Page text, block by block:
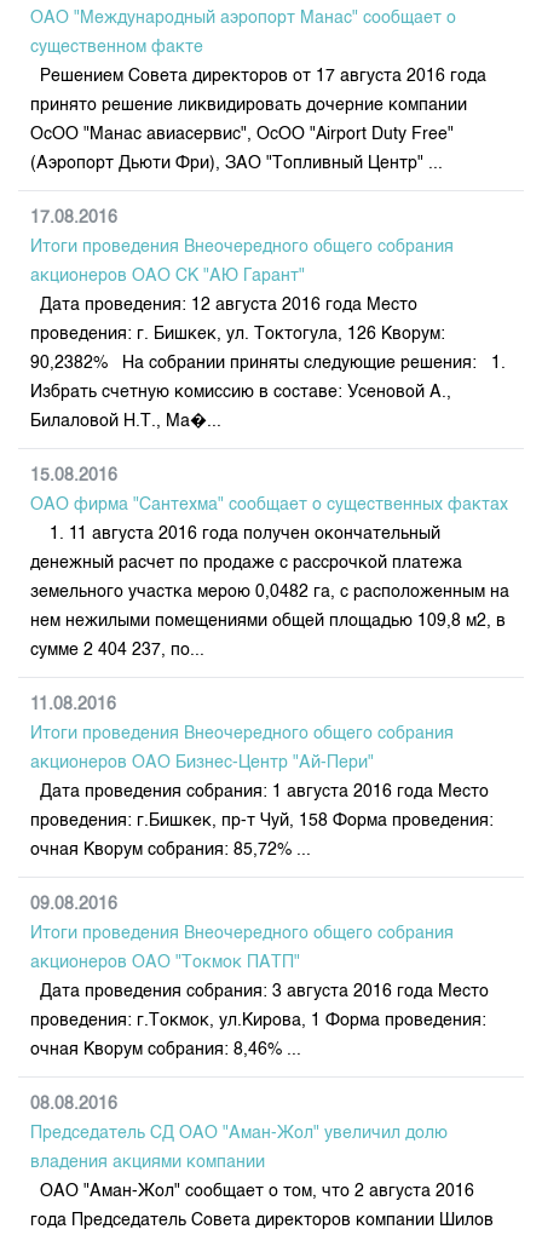
ОАО "Международный аэропорт Манас" сообщает о
существенном факте
Решением Совета директоров от 17 августа 2016 года
принято решение ликвидировать дочерние компании
ОсОО "Манас авиасервис", ОсОО "Airport Duty Free"
(Аэропорт Дьюти Фри), ЗАО "Топливный Центр" ...
17.08.2016
Итоги проведения Внеочередного общего собрания
акционеров ОАО СК "АЮ Гарант"
Дата проведения: 12 августа 2016 года Место
проведения: г. Бишкек, ул. Токтогула, 126 Кворум:
90,2382% На собрании приняты следующие решения: 1.
Избрать счетную комиссию в составе: Усеновой А.,
Билаловой Н.Т., Ма�...
15.08.2016
ОАО фирма "Сантехма" сообщает о существенных фактах
1. 11 августа 2016 года получен окончательный
денежный расчет по продаже с рассрочкой платежа
земельного участка мерою 0,0482 га, с расположенным на
нем нежилыми помещениями общей площадью 109,8 м2, в
сумме 2 404 237, по...
11.08.2016
Итоги проведения Внеочередного общего собрания
акционеров ОАО Бизнес-Центр "Ай-Пери"
Дата проведения собрания: 1 августа 2016 года Место
проведения: г.Бишкек, пр-т Чуй, 158 Форма проведения:
очная Кворум собрания: 85,72% ...
09.08.2016
Итоги проведения Внеочередного общего собрания
акционеров ОАО "Токмок ПАТП"
Дата проведения собрания: 3 августа 2016 года Место
проведения: г.Токмок, ул.Кирова, 1 Форма проведения:
очная Кворум собрания: 8,46% ...
08.08.2016
Председатель СД ОАО "Аман-Жол" увеличил долю
владения акциями компании
ОАО "Аман-Жол" сообщает о том, что 2 августа 2016
года Председатель Совета директоров компании Шилов